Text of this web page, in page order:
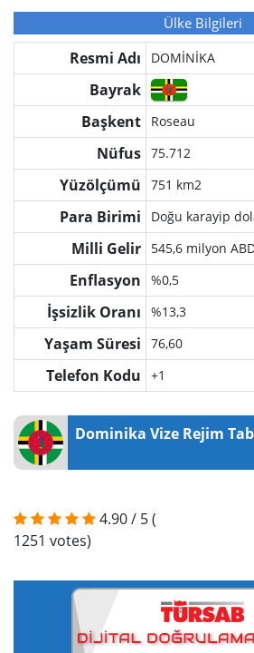
Ülke Bilgileri
Resmi Adı DOMİNİKA
Bayrak
Başkent
Roseau
Nüfus 75.712
Yüzölçümü 751 km2
Para Birimi Doğu karayip
Milli Gelir 545,6 milyon
Enflasyon %0,5
İşsizlik Oranı %13,3
Yaşam Süresi 76,60
Telefon Kodu +1
Dominika Vize Rejim
4.90/ 5(
1251 votes)